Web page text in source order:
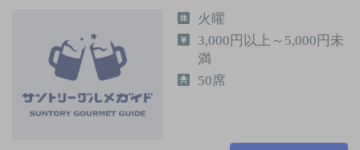
火曜
3,000円以上～5,000円未
満
50席